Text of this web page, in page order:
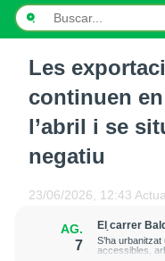
Les
continuen
l’abril i se
negatiu
23/06/2026, 12:43
AG.
7
El carrer
trànsit per
l’entorn de
S’ha
accessibles,